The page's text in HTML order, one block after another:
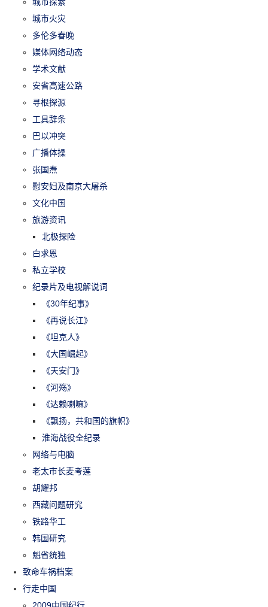
城市火灾
多伦多春晚
媒体网络动态
学术文献
安省高速公路
寻根探源
工具辞条
巴以冲突
广播体操
张国焘
慰安妇及南京大屠杀
文化中国
旅游资讯
北极探险
白求恩
私立学校
纪录片及电视解说词
《30年纪事》
《再说长江》
《坦克人》
《大国崛起》
《天安门》
《河殇》
《达赖喇嘛》
《飘扬，共和国的旗帜》
淮海战役全纪录
网络与电脑
老太市长麦考莲
胡耀邦
西藏问题研究
铁路华工
韩国研究
魁省统独
致命车祸档案
行走中国